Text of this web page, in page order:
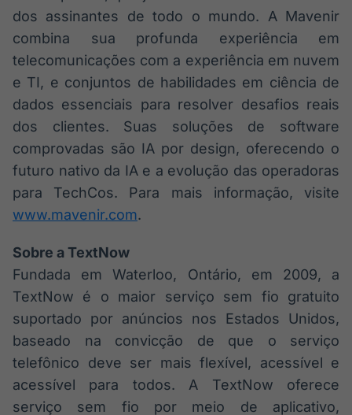
dos assinantes de todo o mundo. A Mavenir
combina sua profunda experiência em
telecomunicações com a experiência em nuvem
e TI, e conjuntos de habilidades em ciência de
dados essenciais para resolver desafios reais
dos clientes. Suas soluções de software
comprovadas são IA por design, oferecendo o
futuro nativo da IA e a evolução das operadoras
para TechCos. Para mais informação, visite
www.mavenir.com.
Sobre a TextNow
Fundada em Waterloo, Ontário, em 2009, a
TextNow é o maior serviço sem fio gratuito
suportado por anúncios nos Estados Unidos,
baseado na convicção de que o serviço
telefônico deve ser mais flexível, acessível e
acessível para todos. A TextNow oferece
serviço sem fio por meio de aplicativo,